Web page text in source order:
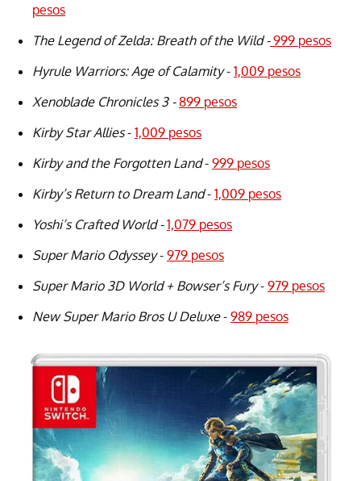
pesos
The Legend of Zelda: Breath of the Wild - 999 pesos
Hyrule Warriors: Age of Calamity- 1,009 pesos
Xenoblade Chronicles 3 -899 pesos
Kirby Star Allies- 1,009 pesos
Kirby and the Forgotten Land- 999 pesos
Kirby’s Return to Dream Land- 1,009 pesos
Yoshi’s Crafted World -1,079 pesos
Super Mario Odyssey- 979 pesos
Super Mario 3D World + Bowser’s Fury- 979 pesos
New Super Mario Bros U Deluxe- 989 pesos